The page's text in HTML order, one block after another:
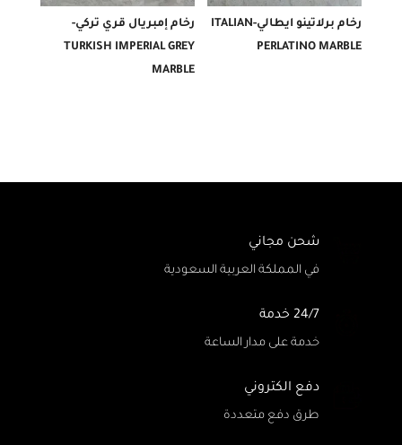
رخام برلاتينو ايطالي-ITALIAN
PERLATINO MARBLE
رخام إمبريال قري تركي-
TURKISH IMPERIAL GREY
MARBLE
شحن مجاني
في المملكة العربية السعودية
24/7 خدمة
خدمة على مدار الساعة
دفع الكتروني
طرق دفع متعددة